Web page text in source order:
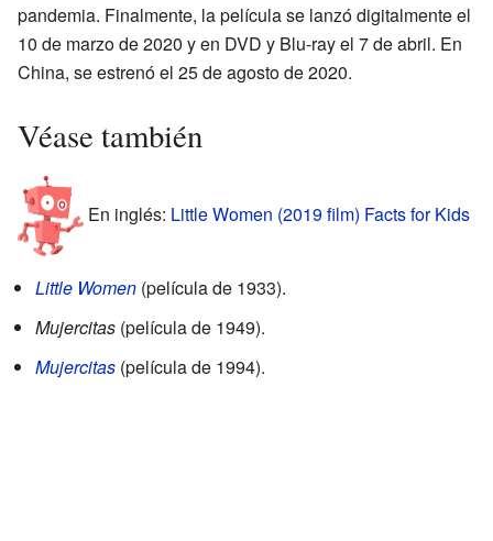
pandemia. Finalmente, la película se lanzó digitalmente el
10 de marzo de 2020 y en DVD y Blu-ray el 7 de abril. En
China, se estrenó el 25 de agosto de 2020.
Véase también
En inglés: Little Women (2019 film) Facts for Kids
Little Women (película de 1933).
Mujercitas (película de 1949).
Mujercitas (película de 1994).